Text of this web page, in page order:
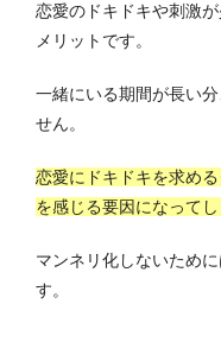
恋愛のドキドキや刺激
メリットです。
一緒にいる期間が長い
せん。
恋愛にドキドキを求め
を感じる要因になって
マンネリ化しないため
す。